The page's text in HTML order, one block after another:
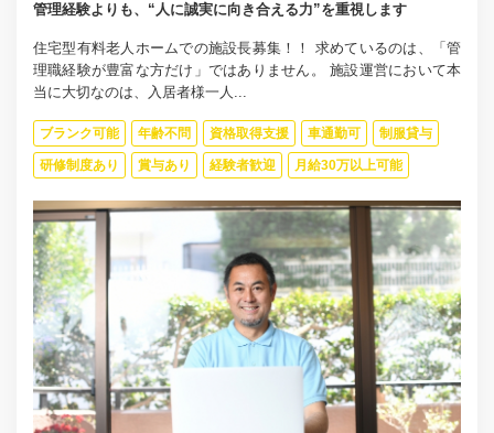
管理経験よりも、“人に誠実に向き合える力”を重視します
住宅型有料老人ホームでの施設長募集！！ 求めているのは、「管
理職経験が豊富な方だけ」ではありません。 施設運営において本
当に大切なのは、入居者様一人...
ブランク可能 年齢不問 資格取得支援 車通勤可 制服貸与
研修制度あり 賞与あり 経験者歓迎 月給30万以上可能